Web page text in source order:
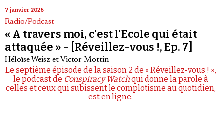
7 janvier 2026
Radio/Podcast
« A travers moi, c'est l'Ecole qui était
attaquée » - [Réveillez-vous !, Ep. 7]
Héloïse Weisz et Victor Mottin
Le septième épisode de la saison 2 de « Réveillez-vous ! »,
le podcast de Conspiracy Watchqui donne la parole à
celles et ceux qui subissent le complotisme au quotidien,
est en ligne.